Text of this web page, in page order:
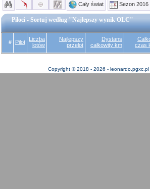
Cały świat
Sezon 2016
Piloci - Sortuj według "Najlepszy wynik OLC"
# Pilot
Liczba
lotów
Najlepszy
przelot
Dystans
całkowity km
czas
Copyright © 2018 - 2026 - leonardo.pgxc.pl